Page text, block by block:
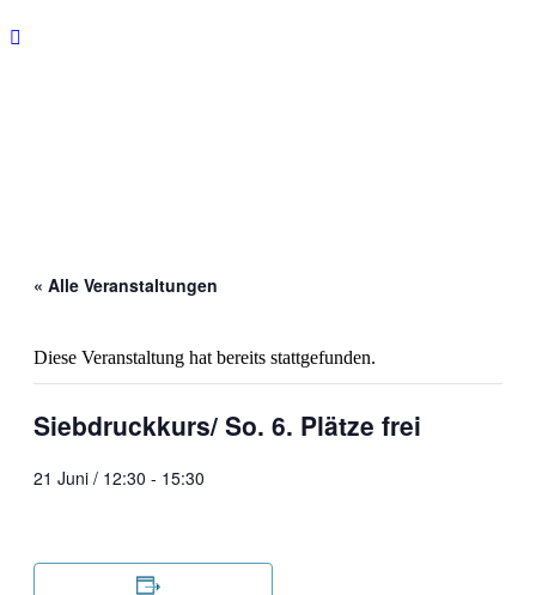
« Alle Veranstaltungen
Diese Veranstaltung hat bereits stattgefunden.
Siebdruckkurs/ So. 6. Plätze frei
21 Juni / 12:30 - 15:30